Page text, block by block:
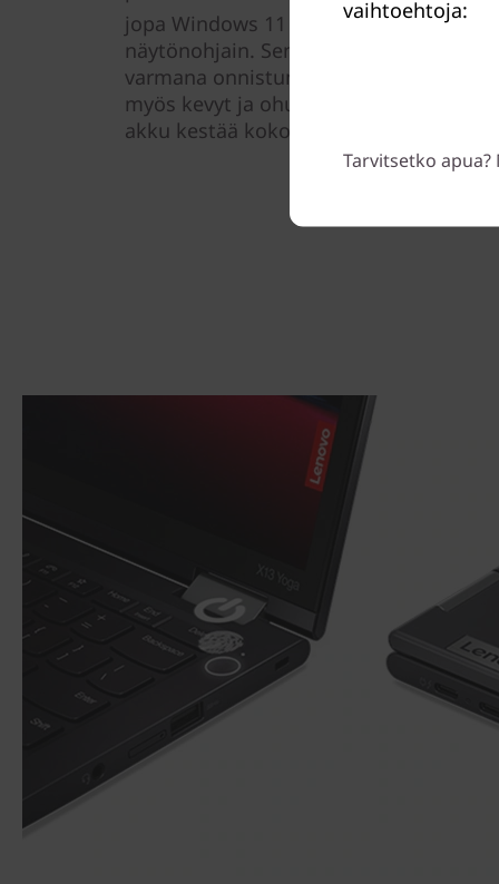
jopa Windows 11 Pro -käyttöjärjestelmä
näytönohjain. Sen avulla voit siis
varmana onnistumisesta – tien päällä.
myös kevyt ja ohut, jotta sitä on
akku kestää koko päivän.
vaihtoehtoja:
Tarvitsetko apua?